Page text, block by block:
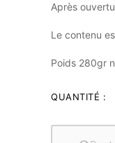
Après
Le contenu
Poids 280gr
QUANTITÉ :